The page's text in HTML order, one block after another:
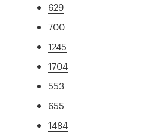
629
700
1245
1704
553
655
1484